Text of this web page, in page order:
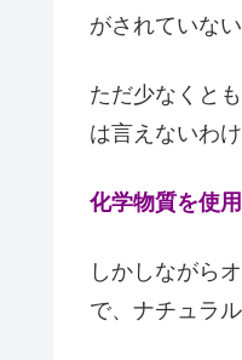
がされていない
ただ少なくと
は言えないわ
化学物質を使
しかしながら
で、ナチュラ